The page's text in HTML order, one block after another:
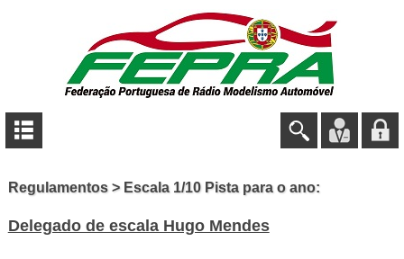
Regulamentos > Escala 1/10 Pista para o ano:
Delegado de escala Hugo Mendes